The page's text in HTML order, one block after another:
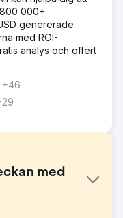
000+
genererade
med ROI-
analys och offert
+46
med